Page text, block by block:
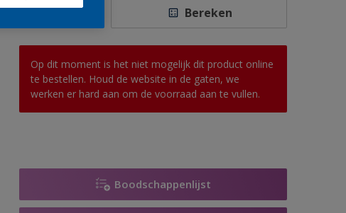
Bereken
Op dit moment is het niet mogelijk dit product online
te bestellen. Houd de website in de gaten, we
werken er hard aan om de voorraad aan te vullen.
Boodschappenlijst